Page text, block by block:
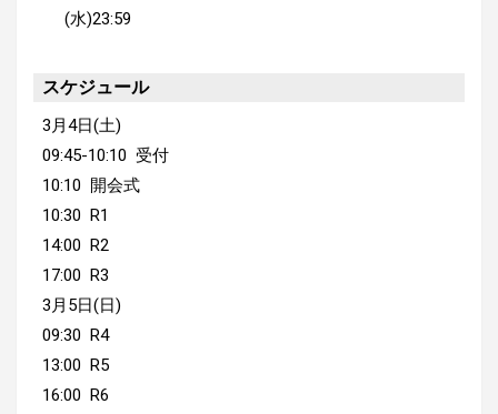
(水)23:59
スケジュール
3月4日(土)
09:45-10:10 受付
10:10 開会式
10:30 R1
14:00 R2
17:00 R3
3月5日(日)
09:30 R4
13:00 R5
16:00 R6